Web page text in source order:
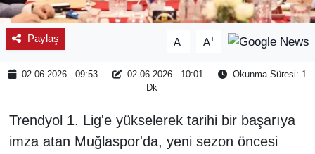
Paylaş A- A+
02.06.2026 - 09:53 02.06.2026 - 10:01
Okunma Süresi: 1
Dk
Trendyol 1. Lig'e yükselerek tarihi bir başarıya
imza atan Muğlaspor'da, yeni sezon öncesi